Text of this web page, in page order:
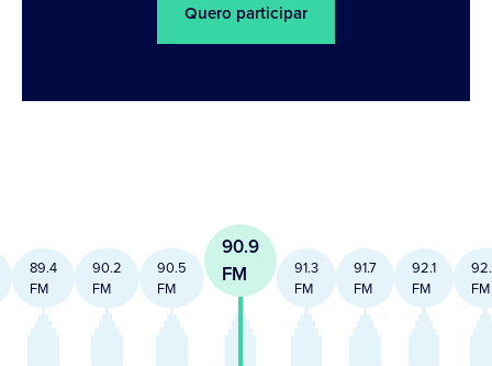
Quero participar
89.4
FM
90.2
FM
90.5
FM
90.9
FM
91.3
FM
91.7
FM
92.1
FM
FM